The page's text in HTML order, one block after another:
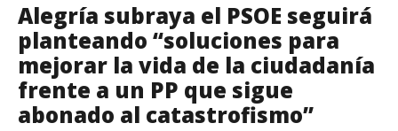
Alegría subraya el PSOE seguirá
planteando “soluciones para
mejorar la vida de la ciudadanía
frente a un PP que sigue
abonado al catastrofismo”